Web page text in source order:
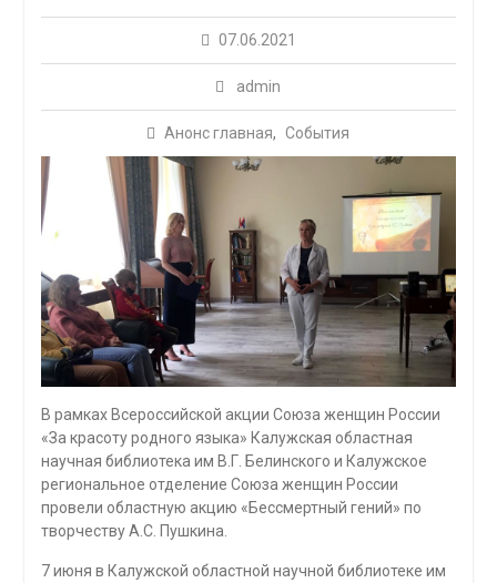
07.06.2021
admin
Анонс главная, События
В рамках Всероссийской акции Союза женщин России
«За красоту родного языка» Калужская областная
научная библиотека им В.Г. Белинского и Калужское
региональное отделение Союза женщин России
провели областную акцию «Бессмертный гений» по
творчеству А.С. Пушкина.
7 июня в Калужской областной научной библиотеке им